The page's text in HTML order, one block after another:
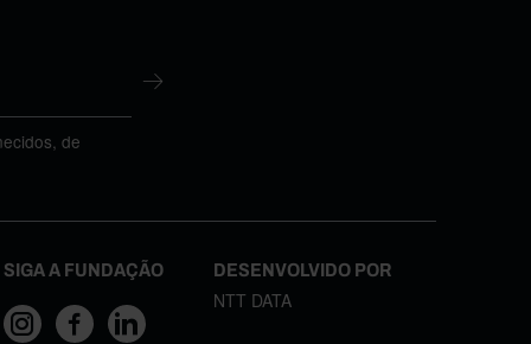
de
SIGA A FUNDAÇÃO DESENVOLVIDO POR
NTT DATA